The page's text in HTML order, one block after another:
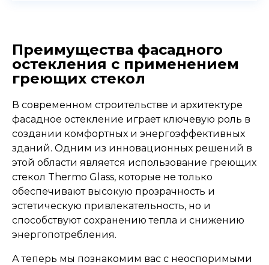
Преимущества фасадного
остекления с применением
греющих стекол
В современном строительстве и архитектуре
фасадное остекление играет ключевую роль в
создании комфортных и энергоэффективных
зданий. Одним из инновационных решений в
этой области является использование греющих
стекол Thermo Glass, которые не только
обеспечивают высокую прозрачность и
эстетическую привлекательность, но и
способствуют сохранению тепла и снижению
энергопотребления.
А теперь мы познакомим вас с неоспоримыми